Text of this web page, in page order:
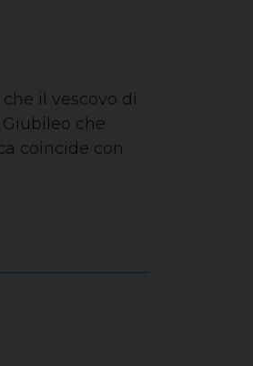
il vescovo di
che
coincide con